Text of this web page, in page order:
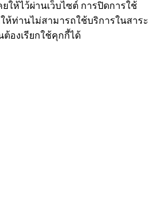
ให้ไว้ผ่านเว็บไซต์ การปิดการใช้
ห้ท่านไม่สามารถใช้บริการในสาระ
องเรียกใช้คุกกี้ได้